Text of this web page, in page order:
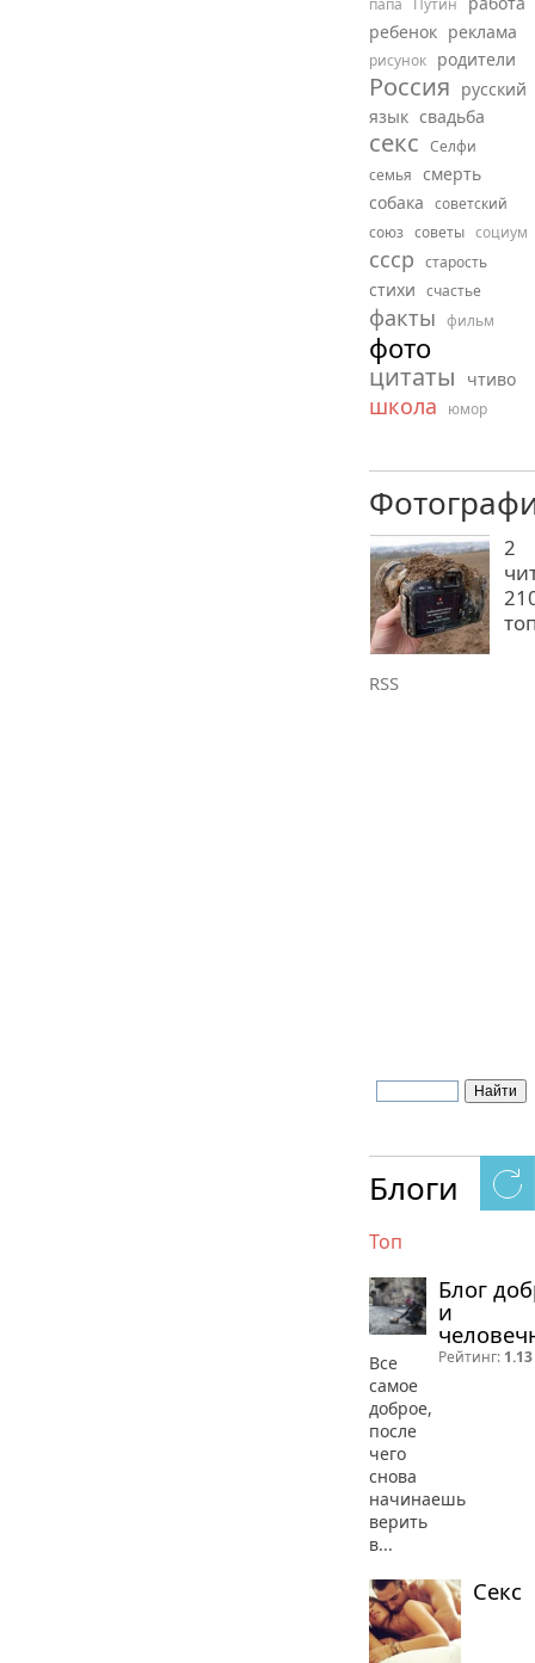
2
RSS
папа Путин
ребенок реклама
рисунок родители
Россия русский
язык свадьба
секс Селфи
семья смерть
собака советский
союз советы социум
ссср старость
стихи счастье
факты фильм
фото
цитаты чтиво
школа юмор
Блоги
Топ
Блог
и
Все
самое
доброе,
после
чего
снова
начинаешь
верить
в...
Рейтинг: 1.13
Секс